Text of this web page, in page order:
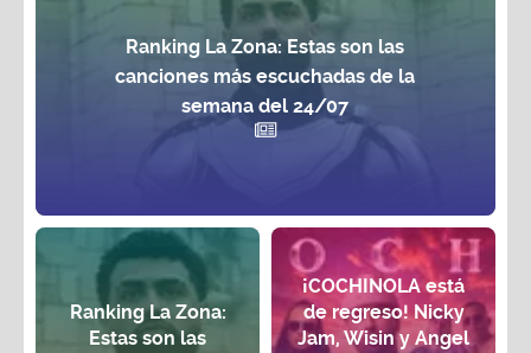
Ranking La Zona: Estas son las
canciones más escuchadas de la
semana del 24/07
Ranking La Zona:
Estas son las
¡COCHINOLA está
de regreso! Nicky
Jam, Wisin y Angel